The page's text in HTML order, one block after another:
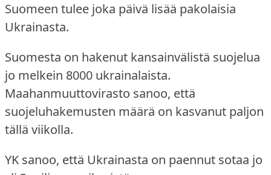
Suomeen tulee joka päivä lisää pakolaisia
Ukrainasta.
Suomesta on hakenut kansainvälistä suojelua
jo melkein 8000 ukrainalaista.
Maahanmuuttovirasto sanoo, että
suojeluhakemusten määrä on kasvanut paljon
tällä viikolla.
YK sanoo, että Ukrainasta on paennut sotaa jo